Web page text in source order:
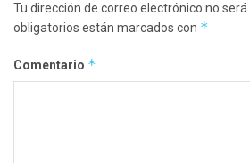
Tu dirección de correo electrónico no será
obligatorios están marcados con *
Comentario *